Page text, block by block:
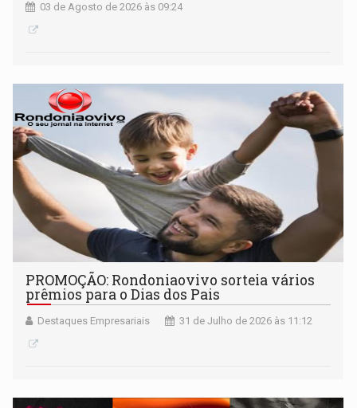
03 de Agosto de 2026 às 09:24
PROMOÇÃO: Rondoniaovivo sorteia vários
prêmios para o Dias dos Pais
Destaques Empresariais 31 de Julho de 2026 às 11:12